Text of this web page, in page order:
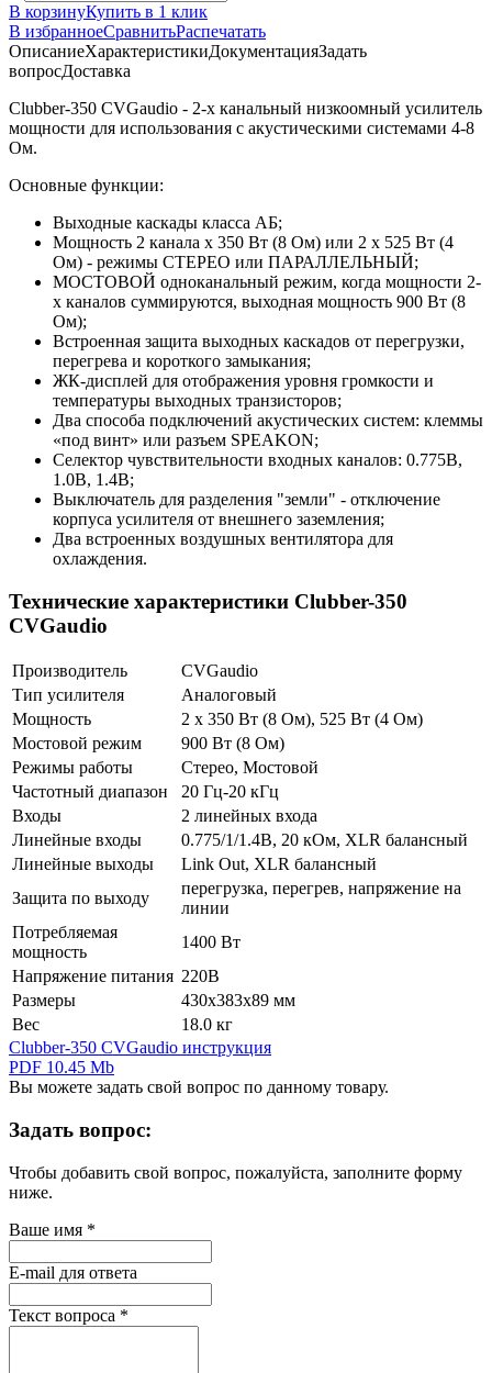
В корзинуКупить в 1 клик
В избранноеСравнитьРаспечатать
ОписаниеХарактеристикиДокументацияЗадать
вопросДоставка
Clubber-350 CVGaudio - 2-х канальный низкоомный усилитель
мощности для использования с акустическими системами 4-8
Ом.
Основные функции:
Выходные каскады класса АБ;
Мощность 2 канала х 350 Вт (8 Ом) или 2 х 525 Вт (4
Ом) - режимы СТЕРЕО или ПАРАЛЛЕЛЬНЫЙ;
МОСТОВОЙ одноканальный режим, когда мощности 2-
х каналов суммируются, выходная мощность 900 Вт (8
Ом);
Встроенная защита выходных каскадов от перегрузки,
перегрева и короткого замыкания;
ЖК-дисплей для отображения уровня громкости и
температуры выходных транзисторов;
Два способа подключений акустических систем: клеммы
«под винт» или разъем SPEAKON;
Селектор чувствительности входных каналов: 0.775В,
1.0В, 1.4В;
Выключатель для разделения "земли" - отключение
корпуса усилителя от внешнего заземления;
Два встроенных воздушных вентилятора для
охлаждения.
Технические характеристики Clubber-350
CVGaudio
Производитель
CVGaudio
Тип усилителя
Аналоговый
Мощность
2 х 350 Вт (8 Ом), 525 Вт (4 Ом)
Мостовой режим
900 Вт (8 Ом)
Режимы работы
Стерео, Мостовой
Частотный диапазон
20 Гц-20 кГц
Входы
2 линейных входа
Линейные входы
0.775/1/1.4В, 20 кОм, XLR балансный
Линейные выходы
Link Out, XLR балансный
Защита по выходу
перегрузка, перегрев, напряжение на
линии
Потребляемая
мощность
1400 Вт
Напряжение питания 220В
Размеры
430х383х89 мм
Вес
18.0 кг
Clubber-350 CVGaudio инструкция
PDF 10.45 Mb
Вы можете задать свой вопрос по данному товару.
Задать вопрос:
Чтобы добавить свой вопрос, пожалуйста, заполните форму
ниже.
Ваше имя *
E-mail для ответа
Текст вопроса *